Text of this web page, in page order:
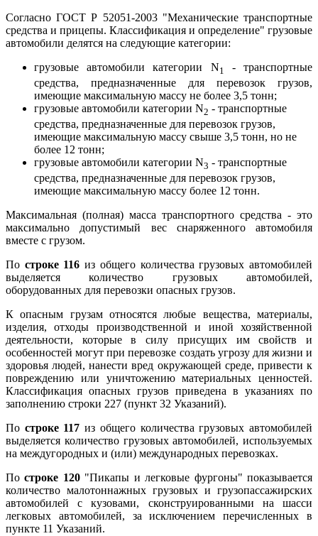
Согласно ГОСТ Р 52051-2003 "Механические транспортные
средства и прицепы. Классификация и определение" грузовые
автомобили делятся на следующие категории:
грузовые автомобили категории N1
- транспортные
средства, предназначенные для перевозок грузов,
имеющие максимальную массу не более 3,5 тонн;
грузовые автомобили категории N2 - транспортные
средства, предназначенные для перевозок грузов,
имеющие максимальную массу свыше 3,5 тонн, но не
более 12 тонн;
грузовые автомобили категории N3 - транспортные
средства, предназначенные для перевозок грузов,
имеющие максимальную массу более 12 тонн.
Максимальная (полная) масса транспортного средства - это
максимально допустимый вес снаряженного автомобиля
вместе с грузом.
По строке 116 из общего количества грузовых автомобилей
выделяется количество грузовых автомобилей,
оборудованных для перевозки опасных грузов.
К опасным грузам относятся любые вещества, материалы,
изделия, отходы производственной и иной хозяйственной
деятельности, которые в силу присущих им свойств и
особенностей могут при перевозке создать угрозу для жизни и
здоровья людей, нанести вред окружающей среде, привести к
повреждению или уничтожению материальных ценностей.
Классификация опасных грузов приведена в указаниях по
заполнению строки 227 (пункт 32 Указаний).
По строке 117 из общего количества грузовых автомобилей
выделяется количество грузовых автомобилей, используемых
на междугородных и (или) международных перевозках.
По строке 120"Пикапы и легковые фургоны" показывается
количество малотоннажных грузовых и грузопассажирских
автомобилей с кузовами, сконструированными на шасси
легковых автомобилей, за исключением перечисленных в
пункте 11 Указаний.